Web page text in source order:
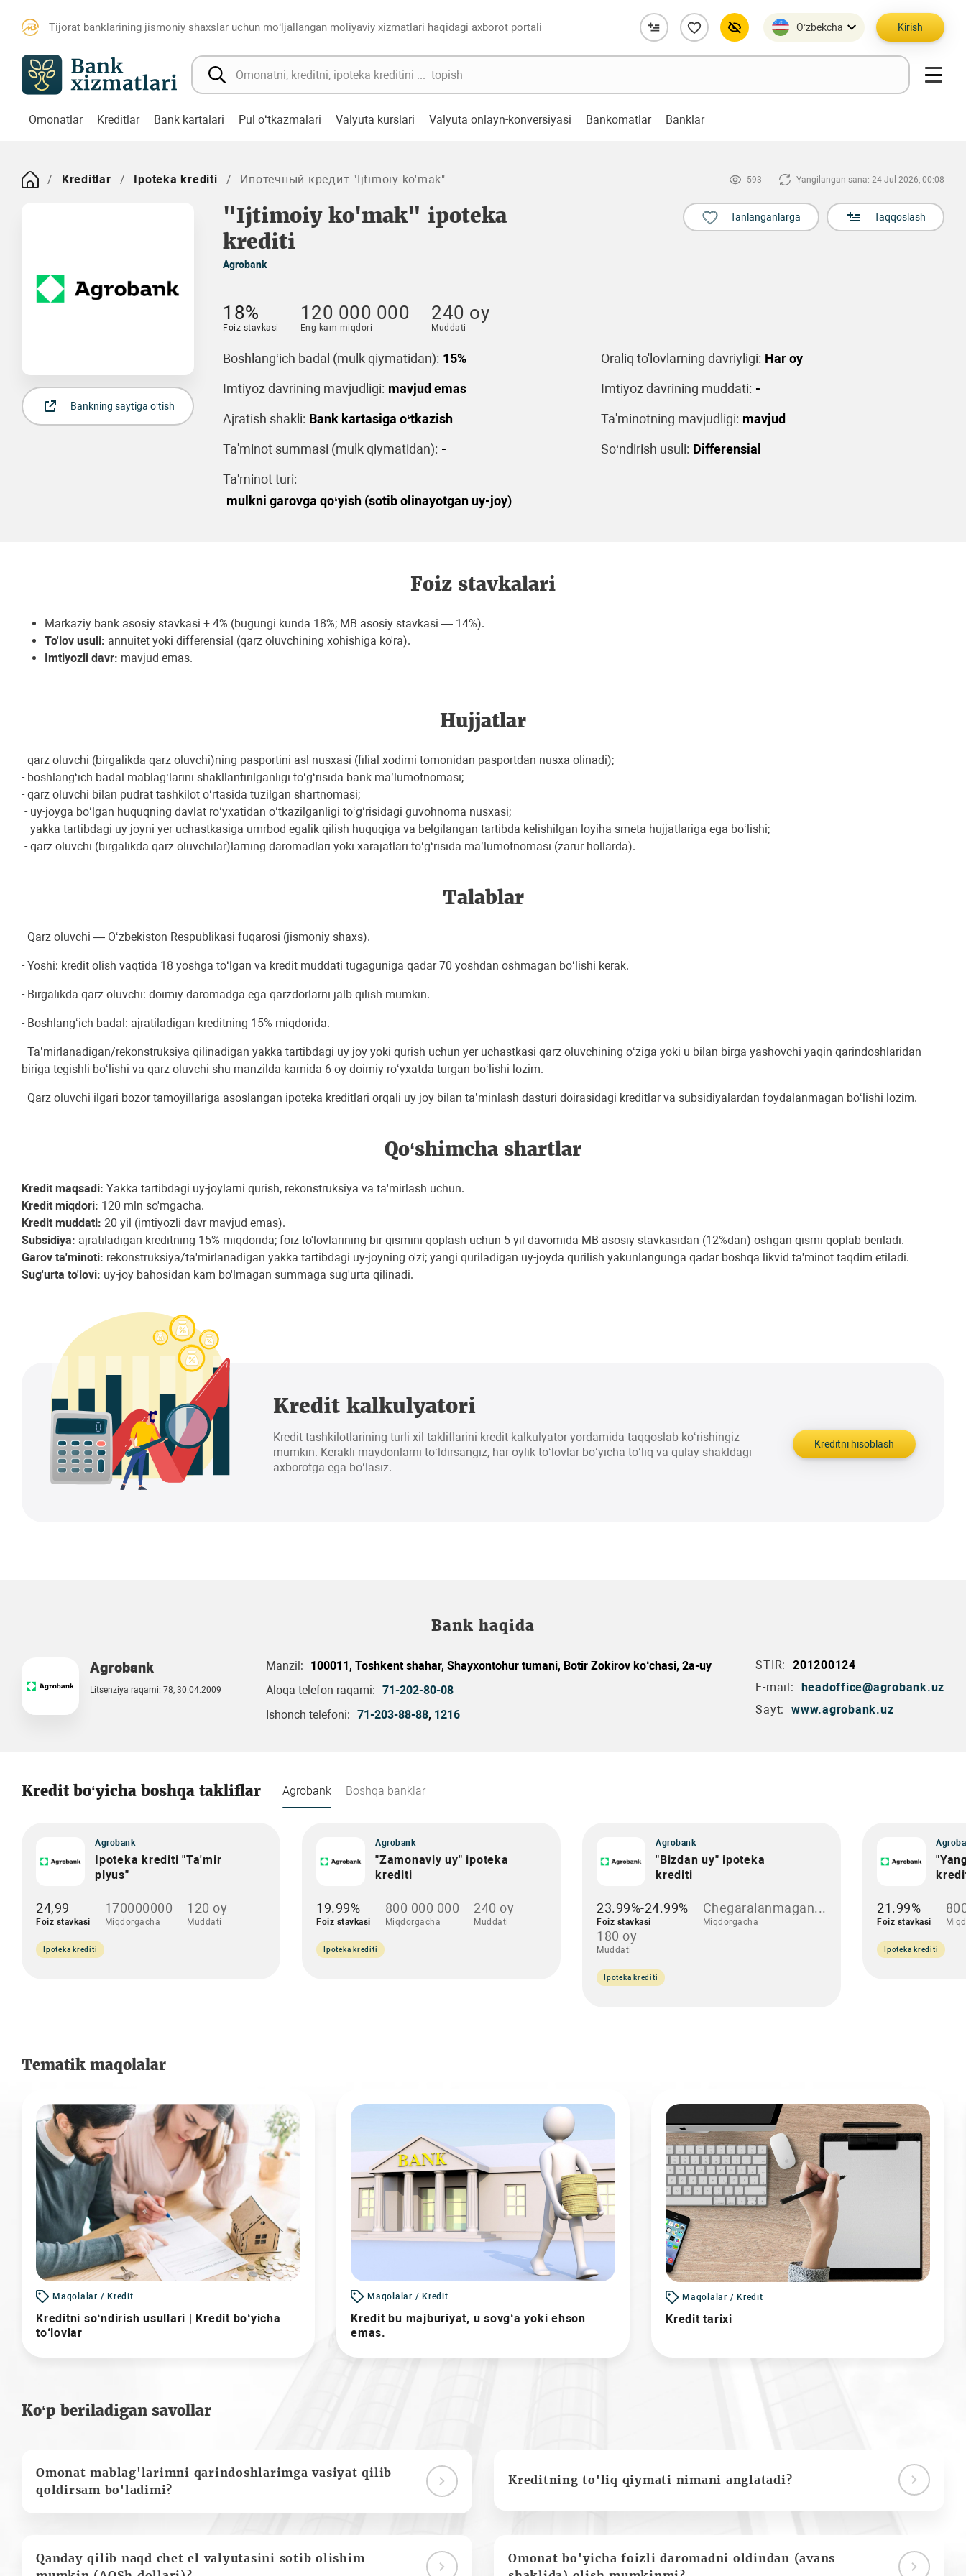
Tijorat banklarining jismoniy shaxslar uchun mo‘ljallangan moliyaviy xizmatlari haqidagi axborot portali O’zbekcha Kirish
Omonatlar Kreditlar Bank kartalari Pul o‘tkazmalari Valyuta kurslari Valyuta onlayn-konversiyasi Bankomatlar Banklar
Kreditlar Ipoteka krediti Ипотечный кредит "Ijtimoiy ko'mak" 593 Yangilangan sana: 24 Jul 2026, 00:08
"Ijtimoiy ko'mak" ipoteka
krediti
Agrobank
Tanlanganlarga Taqqoslash
Bankning saytiga o‘tish
18%
Foiz stavkasi
120 000 000
Eng kam miqdori
240 oy
Muddati
Boshlang‘ich badal (mulk qiymatidan): 15% Oraliq to'lovlarning davriyligi: Har oy
Imtiyoz davrining mavjudligi: mavjud emas Imtiyoz davrining muddati: -
Ajratish shakli: Bank kartasiga o‘tkazish Ta'minotning mavjudligi: mavjud
Ta'minot summasi (mulk qiymatidan): - So‘ndirish usuli: Differensial
Ta'minot turi:
mulkni garovga qo‘yish (sotib olinayotgan uy-joy)
Foiz stavkalari
Markaziy bank asosiy stavkasi + 4% (bugungi kunda 18%; MB asosiy stavkasi — 14%).
To'lov usuli: annuitet yoki differensial (qarz oluvchining xohishiga ko'ra).
Imtiyozli davr: mavjud emas.
Hujjatlar
- qarz oluvchi (birgalikda qarz oluvchi)ning pasportini asl nusxasi (filial xodimi tomonidan pasportdan nusxa olinadi);
- boshlang‘ich badal mablag‘larini shakllantirilganligi to‘g‘risida bank ma’lumotnomasi;
- qarz oluvchi bilan pudrat tashkilot o‘rtasida tuzilgan shartnomasi;
- uy-joyga bo‘lgan huquqning davlat ro‘yxatidan o‘tkazilganligi to‘g‘risidagi guvohnoma nusxasi;
- yakka tartibdagi uy-joyni yer uchastkasiga umrbod egalik qilish huquqiga va belgilangan tartibda kelishilgan loyiha-smeta hujjatlariga ega bo‘lishi;
- qarz oluvchi (birgalikda qarz oluvchilar)larning daromadlari yoki xarajatlari to‘g‘risida ma’lumotnomasi (zarur hollarda).
Talablar
- Qarz oluvchi — O‘zbekiston Respublikasi fuqarosi (jismoniy shaxs).
- Yoshi: kredit olish vaqtida 18 yoshga to‘lgan va kredit muddati tugaguniga qadar 70 yoshdan oshmagan bo‘lishi kerak.
- Birgalikda qarz oluvchi: doimiy daromadga ega qarzdorlarni jalb qilish mumkin.
- Boshlang‘ich badal: ajratiladigan kreditning 15% miqdorida.
- Ta’mirlanadigan/rekonstruksiya qilinadigan yakka tartibdagi uy-joy yoki qurish uchun yer uchastkasi qarz oluvchining o‘ziga yoki u bilan birga yashovchi yaqin qarindoshlaridan
biriga tegishli bo‘lishi va qarz oluvchi shu manzilda kamida 6 oy doimiy ro‘yxatda turgan bo‘lishi lozim.
- Qarz oluvchi ilgari bozor tamoyillariga asoslangan ipoteka kreditlari orqali uy-joy bilan ta’minlash dasturi doirasidagi kreditlar va subsidiyalardan foydalanmagan bo‘lishi lozim.
Qo‘shimcha shartlar
Kredit maqsadi: Yakka tartibdagi uy-joylarni qurish, rekonstruksiya va ta'mirlash uchun.
Kredit miqdori: 120 mln so'mgacha.
Kredit muddati: 20 yil (imtiyozli davr mavjud emas).
Subsidiya: ajratiladigan kreditning 15% miqdorida; foiz to'lovlarining bir qismini qoplash uchun 5 yil davomida MB asosiy stavkasidan (12%dan) oshgan qismi qoplab beriladi.
Garov ta'minoti: rekonstruksiya/ta'mirlanadigan yakka tartibdagi uy-joyning o'zi; yangi quriladigan uy-joyda qurilish yakunlangunga qadar boshqa likvid ta'minot taqdim etiladi.
Sug'urta to'lovi: uy-joy bahosidan kam bo'lmagan summaga sug'urta qilinadi.
Kredit kalkulyatori
Kredit tashkilotlarining turli xil takliflarini kredit kalkulyator yordamida taqqoslab ko‘rishingiz
mumkin. Kerakli maydonlarni to‘ldirsangiz, har oylik to‘lovlar bo‘yicha to‘liq va qulay shakldagi
axborotga ega bo‘lasiz.
Kreditni hisoblash
Bank haqida
Agrobank
Litsenziya raqami: 78, 30.04.2009
Manzil:
100011, Toshkent shahar, Shayxontohur tumani, Botir Zokirov ko‘chasi, 2a-uy
Aloqa telefon raqami: 71-202-80-08
Ishonch telefoni: 71-203-88-88, 1216
STIR:
201200124
E-mail:
headoffice@agrobank.uz
Sayt:
www.agrobank.uz
Kredit bo‘yicha boshqa takliflar Agrobank Boshqa banklar
Agrobank
Ipoteka krediti "Ta'mir
plyus"
24,99
Foiz stavkasi
170000000
Miqdorgacha
120 oy
Muddati
Ipoteka krediti
Agrobank
"Zamonaviy uy" ipoteka
krediti
19.99%
Foiz stavkasi
800 000 000
Miqdorgacha
240 oy
Muddati
Ipoteka krediti
Agrobank
"Bizdan uy" ipoteka
krediti
23.99%-24.99%
Foiz stavkasi
Chegaralanmagan...
Miqdorgacha
180 oy
Muddati
Ipoteka krediti
21.99%
Foiz stavkasi
Ipoteka krediti
Tematik maqolalar
Maqolalar / Kredit
Kreditni so‘ndirish usullari | Kredit bo‘yicha
to‘lovlar
Maqolalar / Kredit
Kredit bu majburiyat, u sovg‘a yoki ehson
emas.
Maqolalar / Kredit
Kredit tarixi
Ko‘p beriladigan savollar
Omonat mablag'larimni qarindoshlarimga vasiyat qilib
qoldirsam bo'ladimi?
Kreditning to'liq qiymati nimani anglatadi?
Qanday qilib naqd chet el valyutasini sotib olishim
Omonat bo'yicha foizli daromadni oldindan (avans